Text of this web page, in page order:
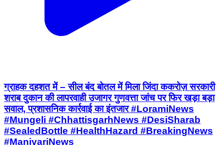
ग्राहक दहशत में – सील बंद बोतल में मिला जिंदा ककरोज़ सरकारी
शराब दुकान की लापरवाही उजागर गुणवत्ता जांच पर फिर खड़ा बड़ा
सवाल, प्रशासनिक कार्रवाई का इंतजार #LoramiNews
#Mungeli #ChhattisgarhNews #DesiSharab
#SealedBottle #HealthHazard #BreakingNews
#ManiyariNews